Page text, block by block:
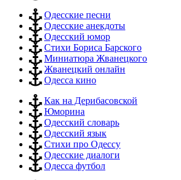
Одесские песни
Одесские анекдоты
Одесский юмор
Стихи Бориса Барского
Миниатюра Жванецкого
Жванецкий онлайн
Одесса кино
Как на Дерибасовской
Юморина
Одесский словарь
Одесский язык
Стихи про Одессу
Одесские диалоги
Одесса футбол